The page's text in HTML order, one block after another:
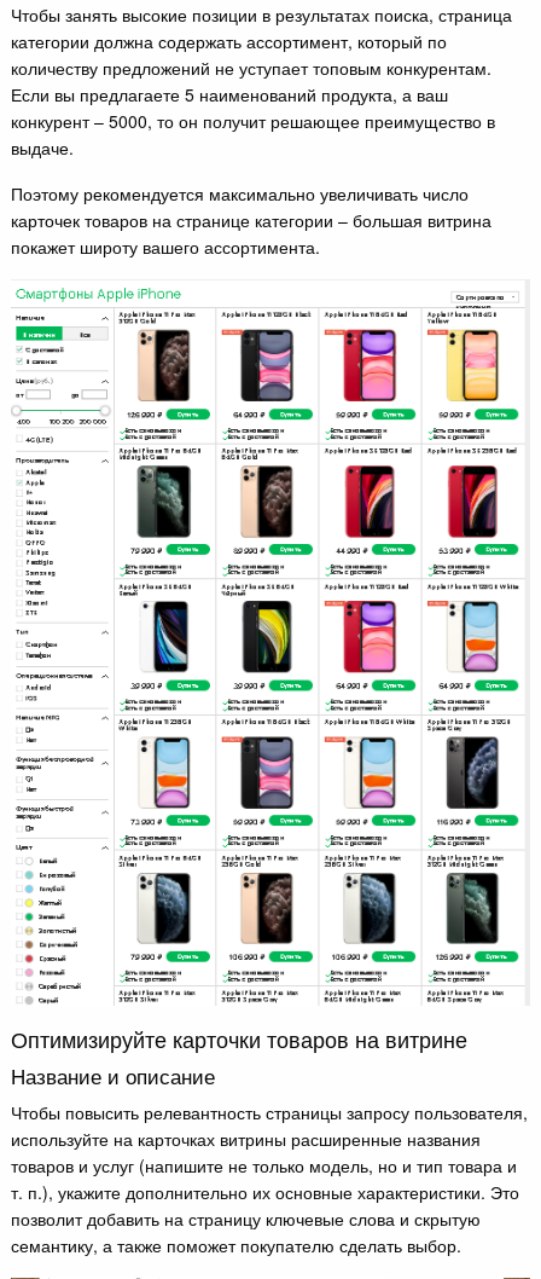
Чтобы занять высокие позиции в результатах поиска, страница
категории должна содержать ассортимент, который по
количеству предложений не уступает топовым конкурентам.
Если вы предлагаете 5 наименований продукта, а ваш
конкурент – 5000, то он получит решающее преимущество в
выдаче.
Поэтому рекомендуется максимально увеличивать число
карточек товаров на странице категории – большая витрина
покажет широту вашего ассортимента.
Оптимизируйте карточки товаров на витрине
Название и описание
Чтобы повысить релевантность страницы запросу пользователя,
используйте на карточках витрины расширенные названия
товаров и услуг (напишите не только модель, но и тип товара и
т. п.), укажите дополнительно их основные характеристики. Это
позволит добавить на страницу ключевые слова и скрытую
семантику, а также поможет покупателю сделать выбор.